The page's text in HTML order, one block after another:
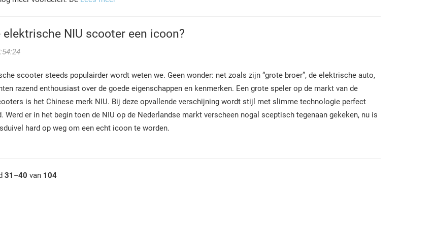
elektrische NIU scooter een icoon?
scooter steeds populairder wordt weten we. Geen wonder: net zoals zijn “grote broer”, de elektrische auto,
razend enthousiast over de goede eigenschappen en kenmerken. Een grote speler op de markt van de
is het Chinese merk NIU. Bij deze opvallende verschijning wordt stijl met slimme technologie perfect
Werd er in het begin toen de NIU op de Nederlandse markt verscheen nogal sceptisch tegenaan gekeken, nu is
hard op weg om een echt icoon te worden.
31–40 van 104